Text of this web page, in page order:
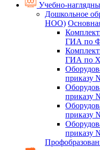
Учебно-
Дошкольное
НОО)
ГИА по
ГИА по
приказу
приказу
приказу
приказу